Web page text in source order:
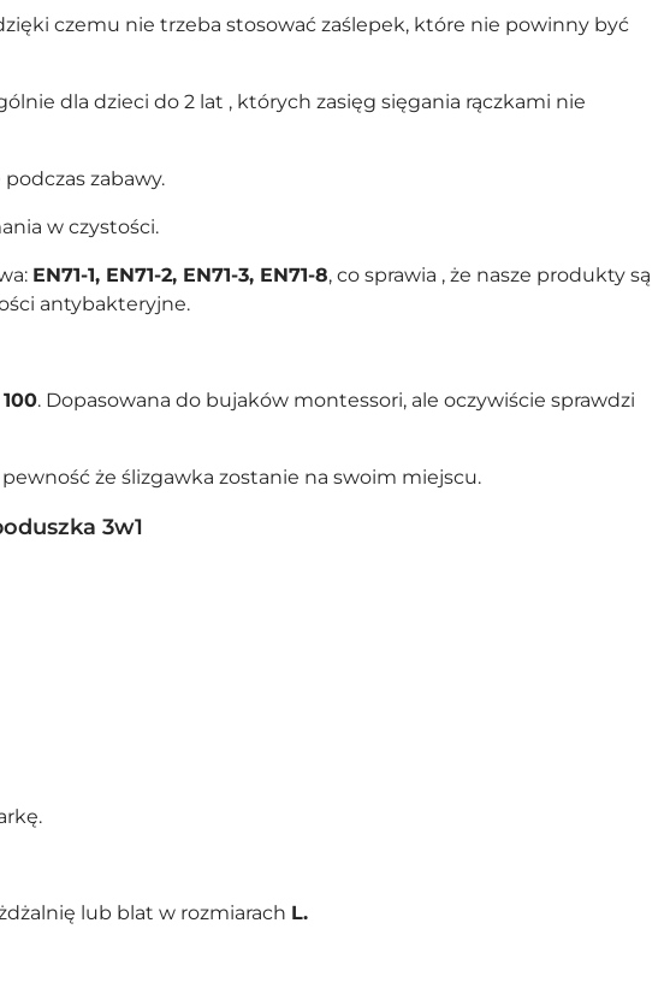
czemu nie trzeba stosować zaślepek, które nie powinny być
dla dzieci do 2 lat , których zasięg sięgania rączkami nie
zabawy.
w czystości.
EN71-1, EN71-2, EN71-3, EN71-8, co sprawia , że nasze produkty są
antybakteryjne.
. Dopasowana do bujaków montessori, ale oczywiście sprawdzi
że ślizgawka zostanie na swoim miejscu.
3w1
lub blat w rozmiarach L.